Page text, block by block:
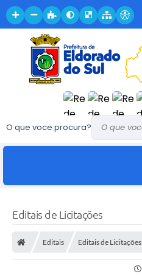
O que voce procura?
Editais de Licitações
Editais Editais de Licitações